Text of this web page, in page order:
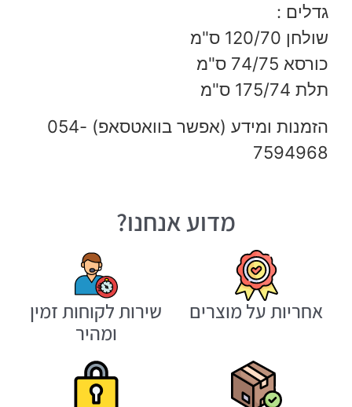
גדלים :
שולחן 120/70 ס"מ
כורסא 74/75 ס"מ
תלת 175/74 ס"מ
הזמנות ומידע (אפשר בוואטסאפ) 054-
7594968
מדוע אנחנו?
אחריות על מוצרים
שירות לקוחות זמין
ומהיר